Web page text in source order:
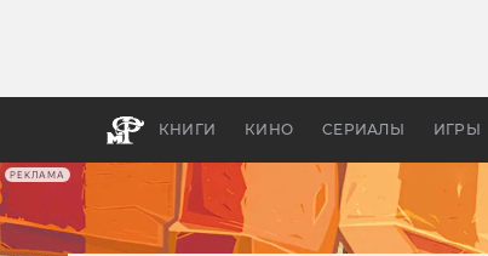
РЕКЛАМА
КНИГИ КИНО СЕРИАЛЫ ИГРЫ